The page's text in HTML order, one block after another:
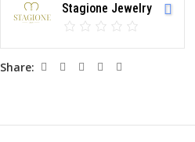
Stagione Jewelry
Share: